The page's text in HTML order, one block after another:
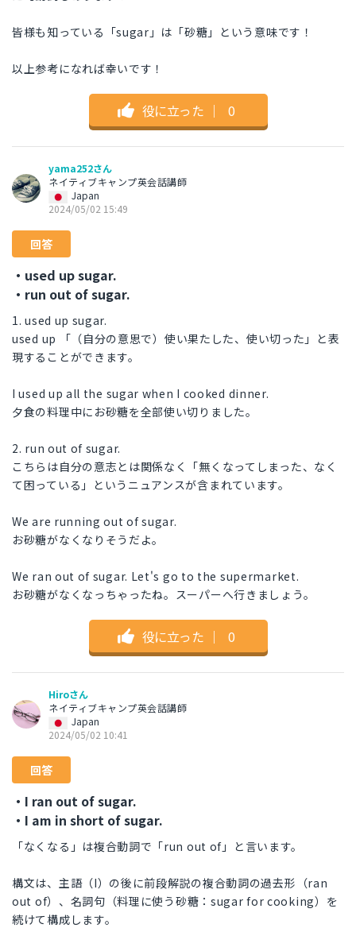
皆様も知っている「sugar」は「砂糖」という意味です！
以上参考になれば幸いです！
役に立った ｜ 0
yama252さん
ネイティブキャンプ英会話講師
Japan
2024/05/02 15:49
回答
・used up sugar.
・run out of sugar.
1. used up sugar.
used up 「（自分の意思で）使い果たした、使い切った」と表
現することができます。
I used up all the sugar when I cooked dinner.
夕食の料理中にお砂糖を全部使い切りました。
2. run out of sugar.
こちらは自分の意志とは関係なく「無くなってしまった、なく
て困っている」というニュアンスが含まれています。
We are running out of sugar.
お砂糖がなくなりそうだよ。
We ran out of sugar. Let's go to the supermarket.
お砂糖がなくなっちゃったね。スーパーへ行きましょう。
役に立った ｜ 0
Hiroさん
ネイティブキャンプ英会話講師
Japan
2024/05/02 10:41
回答
・I ran out of sugar.
・I am in short of sugar.
「なくなる」は複合動詞で「run out of」と言います。
構文は、主語（I）の後に前段解説の複合動詞の過去形（ran
out of）、名詞句（料理に使う砂糖：sugar for cooking）を
続けて構成します。